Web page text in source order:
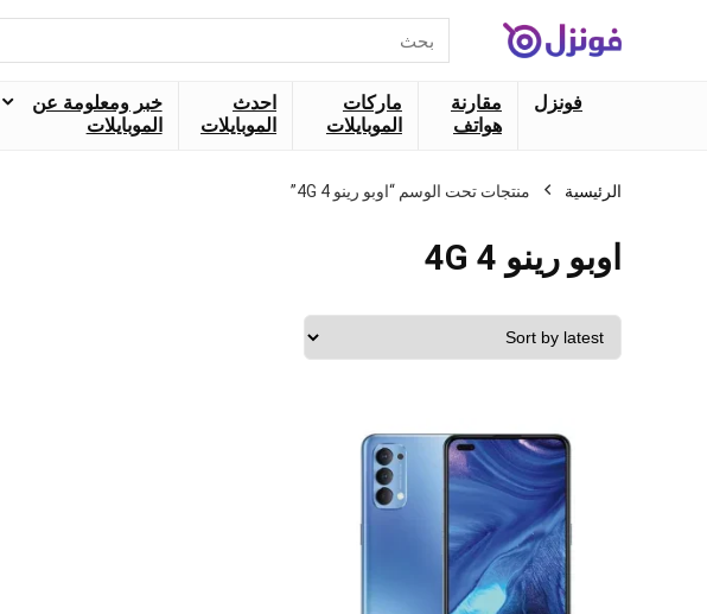
عن:
فونزل
مقارنة
هواتف
ماركات
الموبايلات
احدث
الموبايلات
خبر ومعلومة عن
الموبايلات
الرئيسية منتجات تحت الوسم “اوبو رينو 4 4G”
اوبو رينو 4 4G